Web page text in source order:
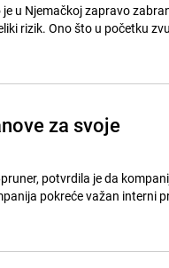
u Njemačkoj zapravo
rizik. Ono što u početku
za svoje
potvrdila je da
pokreće važan interni